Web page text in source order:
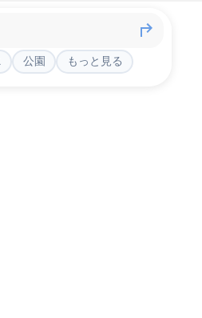
公園 もっと見る